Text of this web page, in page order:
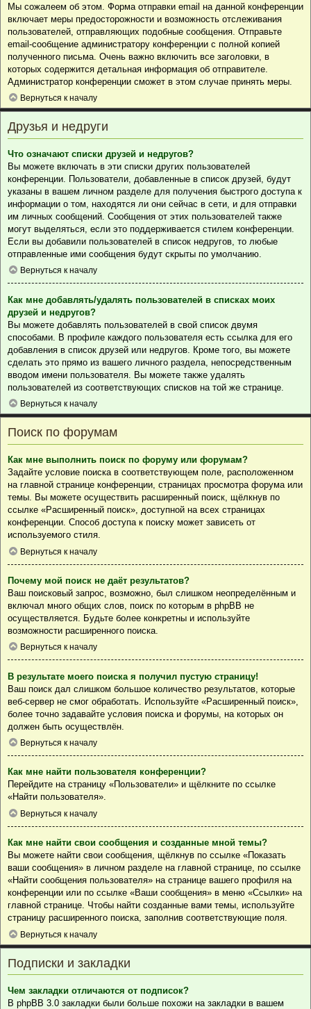
Мы сожалеем об этом. Форма отправки email на данной конференции
включает меры предосторожности и возможность отслеживания
пользователей, отправляющих подобные сообщения. Отправьте
email-сообщение администратору конференции с полной копией
полученного письма. Очень важно включить все заголовки, в
которых содержится детальная информация об отправителе.
Администратор конференции сможет в этом случае принять меры.
Вернуться к началу
Друзья и недруги
Что означают списки друзей и недругов?
Вы можете включать в эти списки других пользователей
конференции. Пользователи, добавленные в список друзей, будут
указаны в вашем личном разделе для получения быстрого доступа к
информации о том, находятся ли они сейчас в сети, и для отправки
им личных сообщений. Сообщения от этих пользователей также
могут выделяться, если это поддерживается стилем конференции.
Если вы добавили пользователей в список недругов, то любые
отправленные ими сообщения будут скрыты по умолчанию.
Вернуться к началу
Как мне добавлять/удалять пользователей в списках моих
друзей и недругов?
Вы можете добавлять пользователей в свой список двумя
способами. В профиле каждого пользователя есть ссылка для его
добавления в список друзей или недругов. Кроме того, вы можете
сделать это прямо из вашего личного раздела, непосредственным
вводом имени пользователя. Вы можете также удалять
пользователей из соответствующих списков на той же странице.
Вернуться к началу
Поиск по форумам
Как мне выполнить поиск по форуму или форумам?
Задайте условие поиска в соответствующем поле, расположенном
на главной странице конференции, страницах просмотра форума или
темы. Вы можете осуществить расширенный поиск, щёлкнув по
ссылке «Расширенный поиск», доступной на всех страницах
конференции. Способ доступа к поиску может зависеть от
используемого стиля.
Вернуться к началу
Почему мой поиск не даёт результатов?
Ваш поисковый запрос, возможно, был слишком неопределённым и
включал много общих слов, поиск по которым в phpBB не
осуществляется. Будьте более конкретны и используйте
возможности расширенного поиска.
Вернуться к началу
В результате моего поиска я получил пустую страницу!
Ваш поиск дал слишком большое количество результатов, которые
веб-сервер не смог обработать. Используйте «Расширенный поиск»,
более точно задавайте условия поиска и форумы, на которых он
должен быть осуществлён.
Вернуться к началу
Как мне найти пользователя конференции?
Перейдите на страницу «Пользователи» и щёлкните по ссылке
«Найти пользователя».
Вернуться к началу
Как мне найти свои сообщения и созданные мной темы?
Вы можете найти свои сообщения, щёлкнув по ссылке «Показать
ваши сообщения» в личном разделе на главной странице, по ссылке
«Найти сообщения пользователя» на странице вашего профиля на
конференции или по ссылке «Ваши сообщения» в меню «Ссылки» на
главной странице. Чтобы найти созданные вами темы, используйте
страницу расширенного поиска, заполнив соответствующие поля.
Вернуться к началу
Подписки и закладки
Чем закладки отличаются от подписок?
В phpBB 3.0 закладки были больше похожи на закладки в вашем